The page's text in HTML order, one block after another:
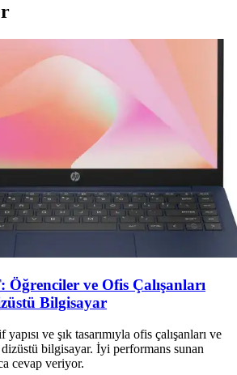
Öğrenciler ve Ofis Çalışanları
Bilgisayar
ve şık tasarımıyla ofis çalışanları ve
bilgisayar. İyi performans sunan
cevap veriyor.